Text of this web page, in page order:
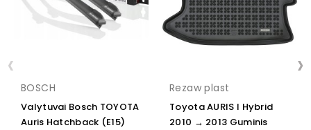
BOSCH
Valytuvai Bosch TOYOTA
Auris Hatchback (E15)
Rezaw plast
Toyota AURIS I Hybrid
2010 → 2013 Guminis
‹ ›